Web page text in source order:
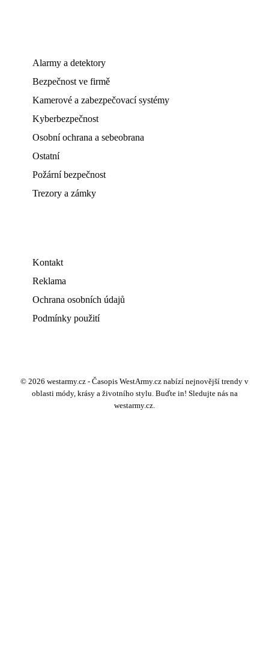
Alarmy a detektory
Bezpečnost ve firmě
Kamerové a zabezpečovací systémy
Kyberbezpečnost
Osobní ochrana a sebeobrana
Ostatní
Požární bezpečnost
Trezory a zámky
Kontakt
Reklama
Ochrana osobních údajů
Podmínky použití
© 2026 westarmy.cz - Časopis WestArmy.cz nabízí nejnovější trendy v
oblasti módy, krásy a životního stylu. Buďte in! Sledujte nás na
westarmy.cz.